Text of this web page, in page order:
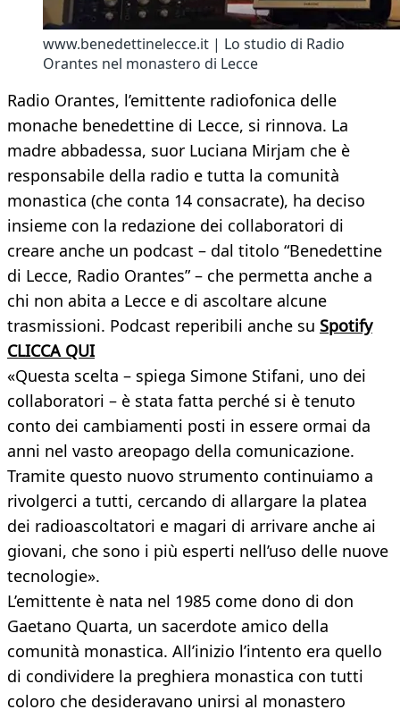
www.benedettinelecce.it | Lo studio di Radio
Orantes nel monastero di Lecce
Radio Orantes, l’emittente radiofonica delle
monache benedettine di Lecce, si rinnova. La
madre abbadessa, suor Luciana Mirjam che è
responsabile della radio e tutta la comunità
monastica (che conta 14 consacrate), ha deciso
insieme con la redazione dei collaboratori di
creare anche un podcast – dal titolo “Benedettine
di Lecce, Radio Orantes” – che permetta anche a
chi non abita a Lecce e di ascoltare alcune
trasmissioni. Podcast reperibili anche su Spotify
CLICCA QUI
«Questa scelta – spiega Simone Stifani, uno dei
collaboratori – è stata fatta perché si è tenuto
conto dei cambiamenti posti in essere ormai da
anni nel vasto areopago della comunicazione.
Tramite questo nuovo strumento continuiamo a
rivolgerci a tutti, cercando di allargare la platea
dei radioascoltatori e magari di arrivare anche ai
giovani, che sono i più esperti nell’uso delle nuove
tecnologie».
L’emittente è nata nel 1985 come dono di don
Gaetano Quarta, un sacerdote amico della
comunità monastica. All’inizio l’intento era quello
di condividere la preghiera monastica con tutti
coloro che desideravano unirsi al monastero